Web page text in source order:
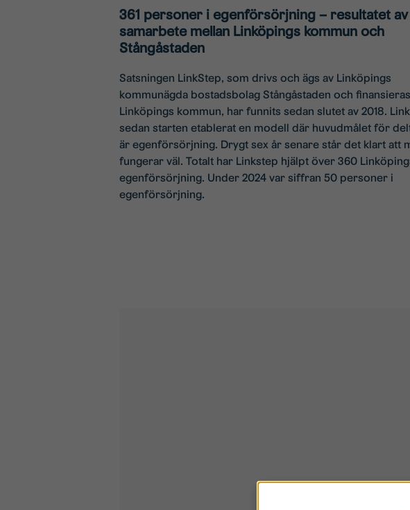
361 personer i egenförsörjning – resultatet av
samarbete mellan Linköpings kommun och
Stångåstaden
Satsningen LinkStep, som drivs och ägs av Linköpings
kommunägda bostadsbolag Stångåstaden och
Linköpings kommun, har funnits sedan slutet av 2018.
sedan starten etablerat en modell där huvudmålet för
är egenförsörjning. Drygt sex år senare står det klart att
fungerar väl. Totalt har Linkstep hjälpt över 360
egenförsörjning. Under 2024 var siffran 50 personer i
egenförsörjning.